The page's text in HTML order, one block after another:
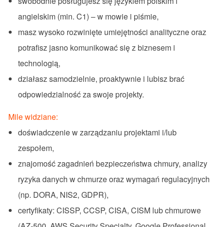
angielskim (min. C1) – w mowie i piśmie,
masz wysoko rozwinięte umiejętności analityczne oraz
potrafisz jasno komunikować się z biznesem i
technologią,
działasz samodzielnie, proaktywnie i lubisz brać
odpowiedzialność za swoje projekty.
Mile widziane:
doświadczenie w zarządzaniu projektami i/lub
zespołem,
znajomość zagadnień bezpieczeństwa chmury, analizy
ryzyka danych w chmurze oraz wymagań regulacyjnych
(np. DORA, NIS2, GDPR),
certyfikaty: CISSP, CCSP, CISA, CISM lub chmurowe